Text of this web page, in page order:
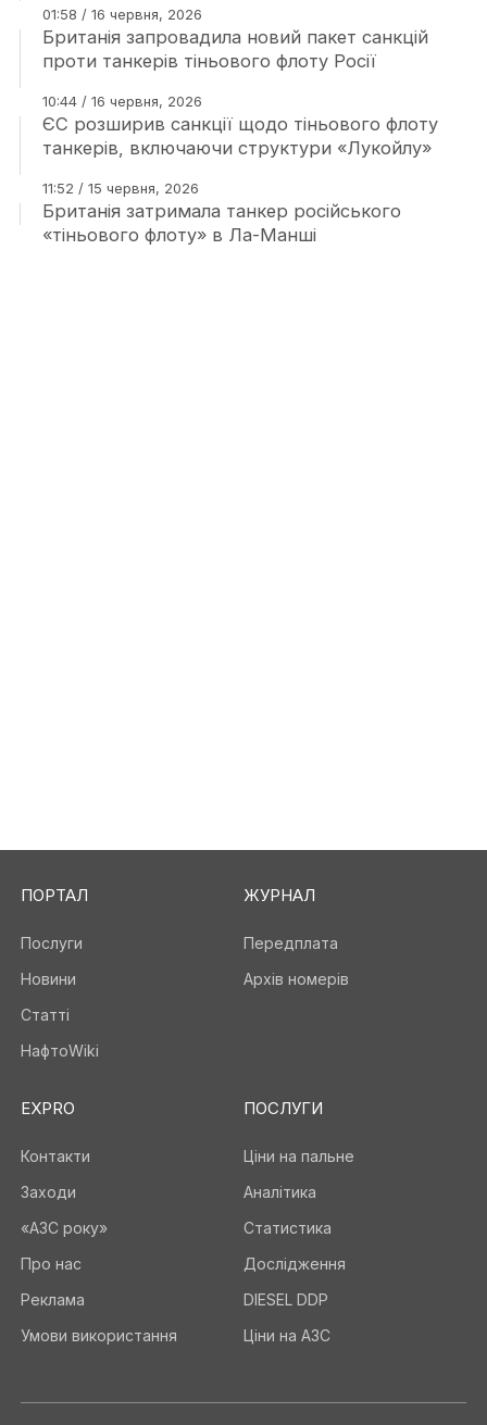
01:58 / 16 червня, 2026
Британія запровадила новий пакет санкцій
проти танкерів тіньового флоту Росії
10:44 / 16 червня, 2026
ЄС розширив санкції щодо тіньового флоту
танкерів, включаючи структури «Лукойлу»
11:52 / 15 червня, 2026
Британія затримала танкер російського
«тіньового флоту» в Ла-Манші
ПОРТАЛ
Послуги
Новини
Статті
НафтоWiki
ЖУРНАЛ
Передплата
Архів номерів
EXPRO
Контакти
Заходи
«АЗС року»
Про нас
Реклама
Умови використання
ПОСЛУГИ
Ціни на пальне
Аналітика
Статистика
Дослідження
DIESEL DDP
Ціни на АЗС